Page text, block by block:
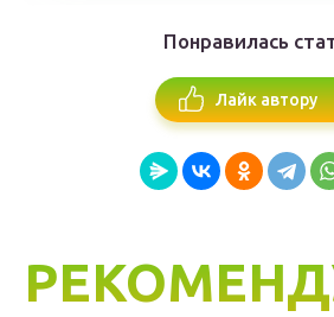
Понравилась
Лайк автору